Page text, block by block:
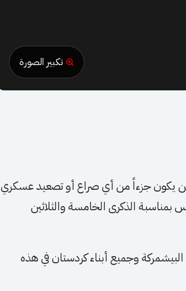
تكبير الصورة
لن يكون جزءاً من أي صراع أو تصعيد عسكري
بمناسبة الذكرى الخامسة والثلاثين
البيشمركة وجميع أبناء كردستان في هذه